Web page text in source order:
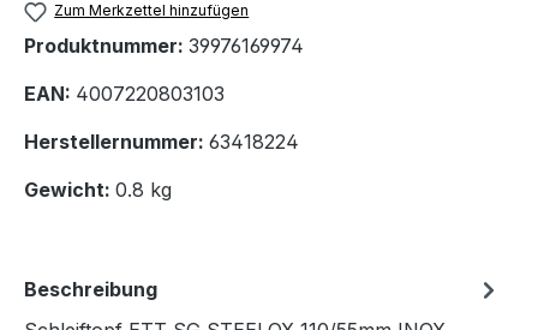
Zum Merkzettel hinzufügen
Produktnummer: 39976169974
EAN: 4007220803103
Herstellernummer: 63418224
Gewicht: 0.8 kg
Beschreibung